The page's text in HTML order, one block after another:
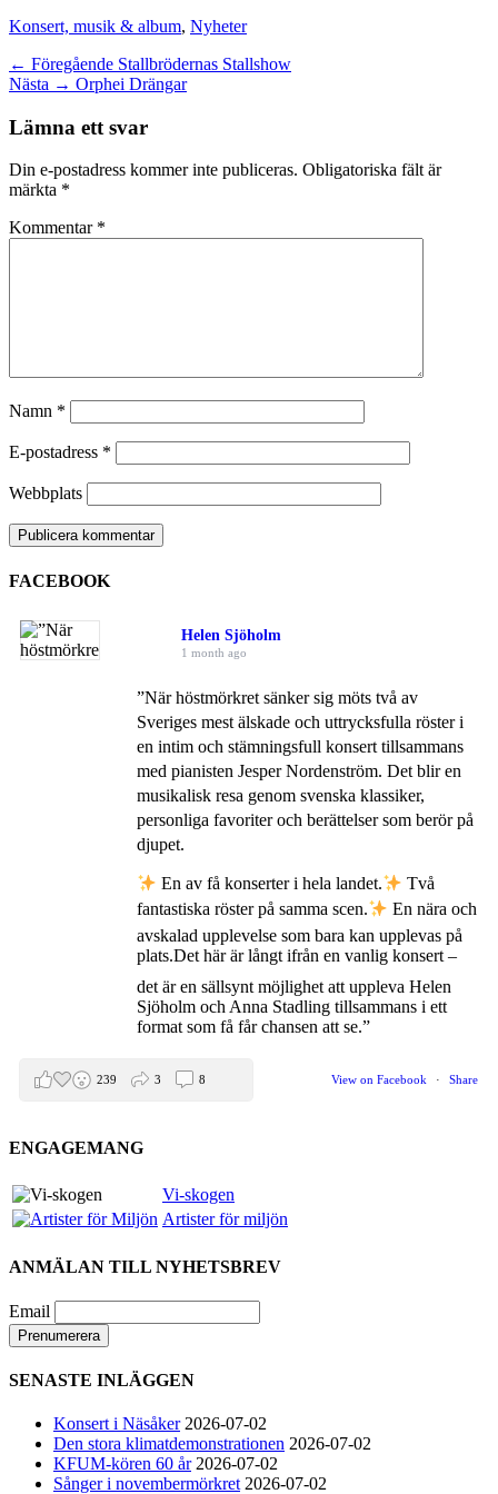
Kategorier
Konsert, musik & album, Nyheter
Inläggsnavigering
← Föregående Föregående
inlägg:
Stallbrödernas Stallshow
Nästa → Nästa
Orphei Drängar
Lämna ett svar
Din e-postadress kommer inte publiceras. Obligatoriska fält är
märkta *
Kommentar *
Namn *
E-postadress *
Webbplats
FACEBOOK
Helen Sjöholm
1 month ago
”När höstmörkret sänker sig möts två av
Sveriges mest älskade och uttrycksfulla röster i
en intim och stämningsfull konsert tillsammans
med pianisten Jesper Nordenström. Det blir en
musikalisk resa genom svenska klassiker,
personliga favoriter och berättelser som berör på
djupet.
En av få konserter i hela landet.
Två
fantastiska röster på samma scen.
En nära och
avskalad upplevelse som bara kan upplevas på
plats.Det här är långt ifrån en vanlig konsert –
det är en sällsynt möjlighet att uppleva Helen
Sjöholm och Anna Stadling tillsammans i ett
format som få får chansen att se.”
View on Facebook · Share
239 3 8
Den 5 juni blir det skön konsert med Nimbus på
Nimbus är Melvin Andreassen/ Adil Backman &
Ruben Granditsky och de är för kvällen
Helen Sjöholm
ENGAGEMANG
Vi-skogen
Artister för miljön
ANMÄLAN TILL NYHETSBREV
Email
SENASTE INLÄGGEN
Konsert i Näsåker 2026-07-02
Den stora klimatdemonstrationen 2026-07-02
KFUM-kören 60 år 2026-07-02
Sånger i novembermörkret 2026-07-02